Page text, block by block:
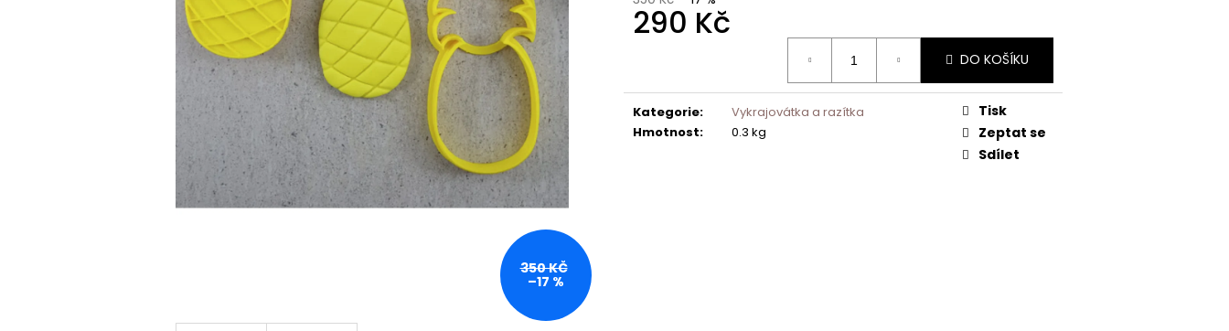
290 Kč
DO KOŠÍKU
Kategorie:
Vykrajovátka a razítka
Hmotnost: 0.3 kg
Tisk
Zeptat se
Sdílet
350 KČ
–17 %